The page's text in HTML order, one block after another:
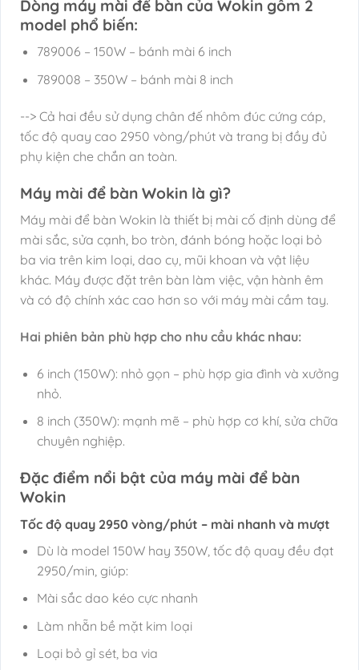
Dòng máy mài để bàn của Wokin gồm 2
model phổ biến:
789006 – 150W – bánh mài 6 inch
789008 – 350W – bánh mài 8 inch
--> Cả hai đều sử dụng chân đế nhôm đúc cứng cáp,
tốc độ quay cao 2950 vòng/phút và trang bị đầy đủ
phụ kiện che chắn an toàn.
Máy mài để bàn Wokin là gì?
Máy mài để bàn Wokin là thiết bị mài cố định dùng để
mài sắc, sửa cạnh, bo tròn, đánh bóng hoặc loại bỏ
ba via trên kim loại, dao cụ, mũi khoan và vật liệu
khác. Máy được đặt trên bàn làm việc, vận hành êm
và có độ chính xác cao hơn so với máy mài cầm tay.
Hai phiên bản phù hợp cho nhu cầu khác nhau:
6 inch (150W): nhỏ gọn – phù hợp gia đình và xưởng
nhỏ.
8 inch (350W): mạnh mẽ – phù hợp cơ khí, sửa chữa
chuyên nghiệp.
Đặc điểm nổi bật của máy mài để bàn
Wokin
Tốc độ quay 2950 vòng/phút – mài nhanh và mượt
Dù là model 150W hay 350W, tốc độ quay đều đạt
2950/min, giúp:
Mài sắc dao kéo cực nhanh
Làm nhẵn bề mặt kim loại
Loại bỏ gỉ sét, ba via